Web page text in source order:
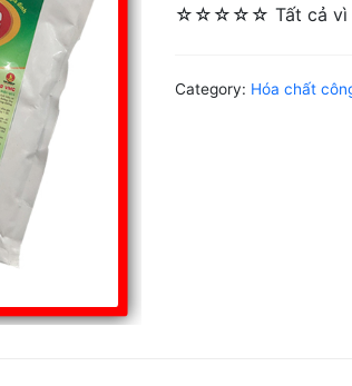
☆☆☆☆☆ Tất cả vì
Category: Hóa chất